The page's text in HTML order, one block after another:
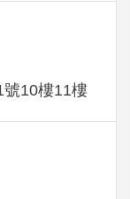
10樓11樓